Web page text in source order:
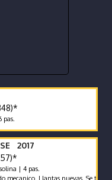
pas.
2017
| 4 pas.
Llantas nuevas. Se traspasa